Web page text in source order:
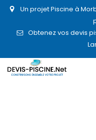
Un projet Piscine à
Obtenez vos devis